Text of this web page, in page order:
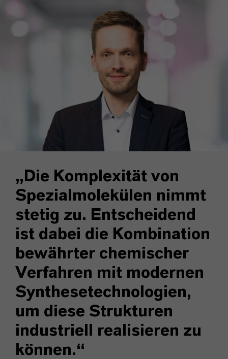
„Die Komplexität von
Spezialmolekülen nimmt
stetig zu. Entscheidend
ist dabei die Kombination
bewährter chemischer
Verfahren mit modernen
Synthesetechnologien,
um diese Strukturen
industriell realisieren zu
können.“